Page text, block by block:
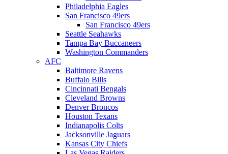
Philadelphia Eagles
San Francisco 49ers
San Francisco 49ers
Seattle Seahawks
Tampa Bay Buccaneers
Washington Commanders
AFC
Baltimore Ravens
Buffalo Bills
Cincinnati Bengals
Cleveland Browns
Denver Broncos
Houston Texans
Indianapolis Colts
Jacksonville Jaguars
Kansas City Chiefs